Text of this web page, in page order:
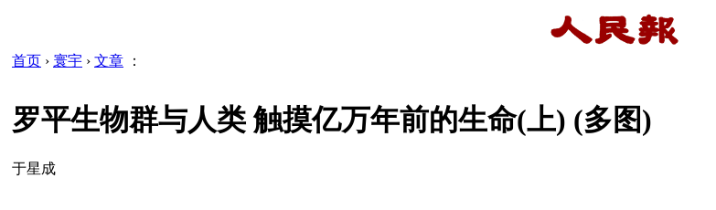
首页 › 寰宇 › 文章 ：
罗平生物群与人类 触摸亿万年前的生命(上) (多图)
于星成